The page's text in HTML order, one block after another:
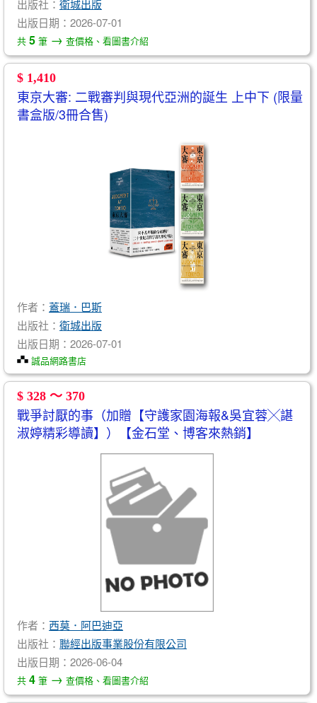
出版社： 衛城出版
出版日期：2026-07-01
共 5 筆 → 查價格、看圖書介紹
$ 1,410
東京大審: 二戰審判與現代亞洲的誕生 上中下 (限量
書盒版/3冊合售)
作者： 蓋瑞．巴斯
出版社： 衛城出版
出版日期：2026-07-01
誠品網路書店
$ 328 ～ 370
戰爭討厭的事（加贈【守護家園海報&吳宜蓉╳諶
淑婷精彩導讀】）【金石堂、博客來熱銷】
作者： 西莫．阿巴迪亞
出版社： 聯經出版事業股份有限公司
出版日期：2026-06-04
共 4 筆 → 查價格、看圖書介紹